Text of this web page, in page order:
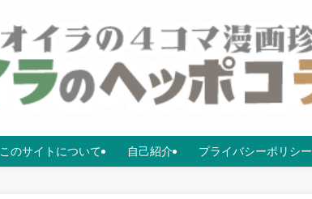
このサイトについて 自己紹介 プライバシーポリシー